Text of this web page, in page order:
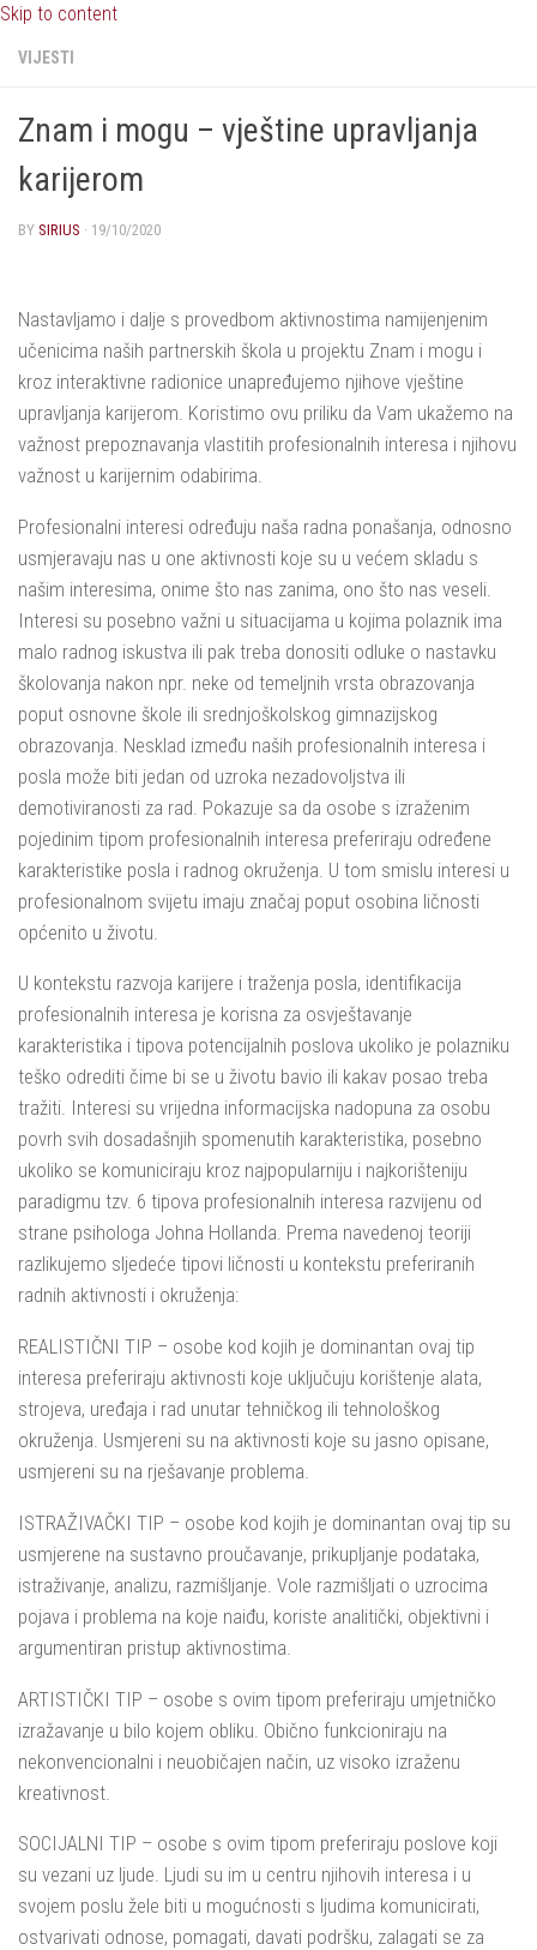
Skip to content
VIJESTI
Znam i mogu – vještine upravljanja
karijerom
BY SIRIUS · 19/10/2020
Nastavljamo i dalje s provedbom aktivnostima namijenjenim
učenicima naših partnerskih škola u projektu Znam i mogu i
kroz interaktivne radionice unapređujemo njihove vještine
upravljanja karijerom. Koristimo ovu priliku da Vam ukažemo na
važnost prepoznavanja vlastitih profesionalnih interesa i njihovu
važnost u karijernim odabirima.
Profesionalni interesi određuju naša radna ponašanja, odnosno
usmjeravaju nas u one aktivnosti koje su u većem skladu s
našim interesima, onime što nas zanima, ono što nas veseli.
Interesi su posebno važni u situacijama u kojima polaznik ima
malo radnog iskustva ili pak treba donositi odluke o nastavku
školovanja nakon npr. neke od temeljnih vrsta obrazovanja
poput osnovne škole ili srednjoškolskog gimnazijskog
obrazovanja. Nesklad između naših profesionalnih interesa i
posla može biti jedan od uzroka nezadovoljstva ili
demotiviranosti za rad. Pokazuje sa da osobe s izraženim
pojedinim tipom profesionalnih interesa preferiraju određene
karakteristike posla i radnog okruženja. U tom smislu interesi u
profesionalnom svijetu imaju značaj poput osobina ličnosti
općenito u životu.
U kontekstu razvoja karijere i traženja posla, identifikacija
profesionalnih interesa je korisna za osvještavanje
karakteristika i tipova potencijalnih poslova ukoliko je polazniku
teško odrediti čime bi se u životu bavio ili kakav posao treba
tražiti. Interesi su vrijedna informacijska nadopuna za osobu
povrh svih dosadašnjih spomenutih karakteristika, posebno
ukoliko se komuniciraju kroz najpopularniju i najkorišteniju
paradigmu tzv. 6 tipova profesionalnih interesa razvijenu od
strane psihologa Johna Hollanda. Prema navedenoj teoriji
razlikujemo sljedeće tipovi ličnosti u kontekstu preferiranih
radnih aktivnosti i okruženja:
REALISTIČNI TIP – osobe kod kojih je dominantan ovaj tip
interesa preferiraju aktivnosti koje uključuju korištenje alata,
strojeva, uređaja i rad unutar tehničkog ili tehnološkog
okruženja. Usmjereni su na aktivnosti koje su jasno opisane,
usmjereni su na rješavanje problema.
ISTRAŽIVAČKI TIP – osobe kod kojih je dominantan ovaj tip su
usmjerene na sustavno proučavanje, prikupljanje podataka,
istraživanje, analizu, razmišljanje. Vole razmišljati o uzrocima
pojava i problema na koje naiđu, koriste analitički, objektivni i
argumentiran pristup aktivnostima.
ARTISTIČKI TIP – osobe s ovim tipom preferiraju umjetničko
izražavanje u bilo kojem obliku. Obično funkcioniraju na
nekonvencionalni i neuobičajen način, uz visoko izraženu
kreativnost.
SOCIJALNI TIP – osobe s ovim tipom preferiraju poslove koji
su vezani uz ljude. Ljudi su im u centru njihovih interesa i u
svojem poslu žele biti u mogućnosti s ljudima komunicirati,
ostvarivati odnose, pomagati, davati podršku, zalagati se za